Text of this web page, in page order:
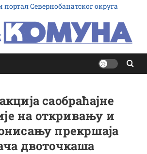
портал Севернобанатског округа
саобраћајне
на откривању и
прекршаја
двоточкаша